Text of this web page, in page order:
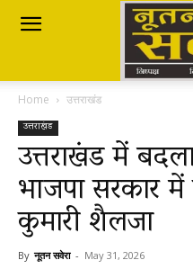
Nutan
Savera
नूतन
सवेरा
Home उत्तराखंड
उत्तराखंड
उत्तराखंड में
भाजपा सरकार
कुमारी शैलजा
By नूतन सवेरा - May 31, 2026